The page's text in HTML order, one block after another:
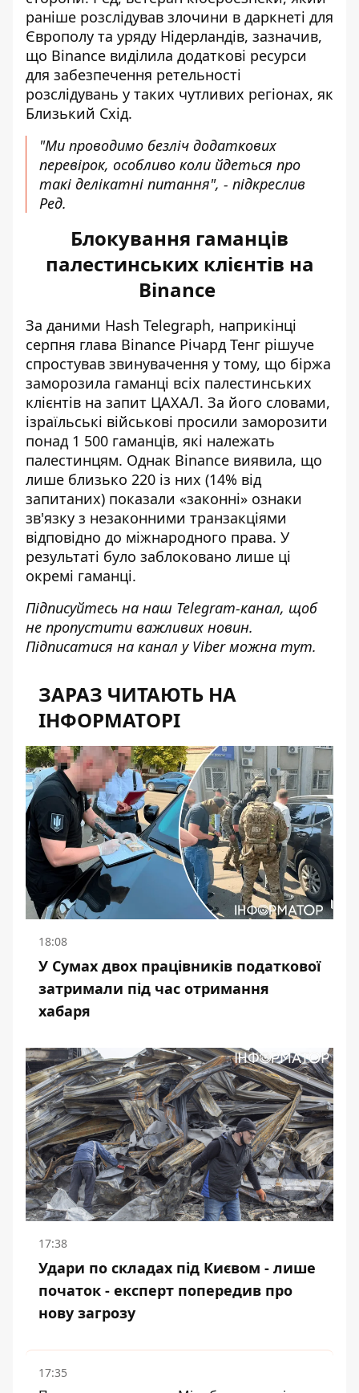
раніше розслідував злочини в даркнеті для
Європолу та уряду Нідерландів, зазначив,
що Binance виділила додаткові ресурси
для забезпечення ретельності
розслідувань у таких чутливих регіонах, як
Близький Схід.
"Ми проводимо безліч додаткових
перевірок, особливо коли йдеться про
такі делікатні питання", - підкреслив
Ред.
Блокування гаманців
палестинських клієнтів на
Binance
За даними Hash Telegraph, наприкінці
серпня глава Binance Річард Тенг рішуче
спростував звинувачення у тому, що біржа
заморозила гаманці всіх палестинських
клієнтів на запит ЦАХАЛ. За його словами,
ізраїльські військові просили заморозити
понад 1 500 гаманців, які належать
палестинцям. Однак Binance виявила, що
лише близько 220 із них (14% від
запитаних) показали «законні» ознаки
зв'язку з незаконними транзакціями
відповідно до міжнародного права. У
результаті було заблоковано лише ці
окремі гаманці.
Підписуйтесь на наш Telegram-канал, щоб
не пропустити важливих новин.
Підписатися на канал у Viber можна тут.
ЗАРАЗ ЧИТАЮТЬ НА
ІНФОРМАТОРІ
18:08
У Сумах двох працівників податкової
затримали під час отримання
хабаря
17:38
Удари по складах під Києвом - лише
початок - експерт попередив про
нову загрозу
17:35